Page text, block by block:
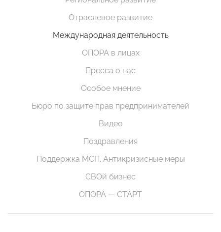
Отраслевое развитие
Международная деятельность
ОПОРА в лицах
Пресса о нас
Особое мнение
Бюро по защите прав предпринимателей
Видео
Поздравления
Поддержка МСП. Антикризисные меры
СВОй бизнес
ОПОРА — СТАРТ